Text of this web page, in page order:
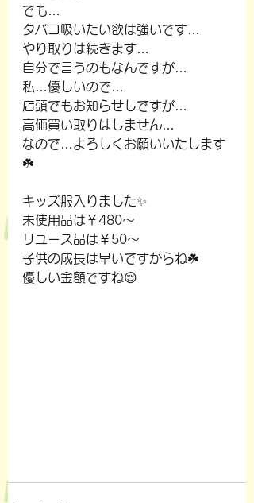
でも…
タバコ吸いたい欲は強いです…
やり取りは続きます…
自分で言うのもなんですが…
私…優しいので…
店頭でもお知らせしですが…
高価買い取りはしません…
なので…よろしくお願いいたします
☘️
キッズ服入りました✨
未使用品は￥480～
リユース品は￥50～
子供の成長は早いですからね☘️
優しい金額ですね😌